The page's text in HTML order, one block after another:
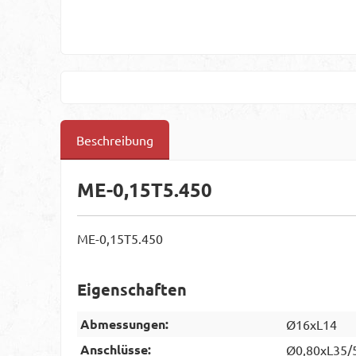
Beschreibung
ME-0,15T5.450
ME-0,15T5.450
Eigenschaften
Abmessungen: Ø16xL14
Anschlüsse: Ø0,80xL35/